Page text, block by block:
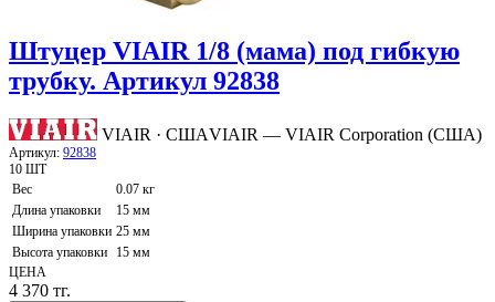
Штуцер VIAIR 1/8 (мама) под гибкую
трубку. Артикул 92838
VIAIR · СШАVIAIR — VIAIR Corporation (США)
Артикул: 92838
10 ШТ
Вес
0.07 кг
Длина упаковки
15 мм
Ширина упаковки 25 мм
Высота упаковки
15 мм
ЦЕНА
4 370 тг.